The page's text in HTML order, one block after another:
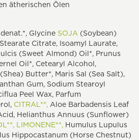
ätherischen Ölen
Glycine SOJA (Soybean)
Citrate, Isoamyl Laurate,
(Sweet Almond) Oil*, Prunus
Oil*, Cetearyl Alcohol,
Butter*, Maris Sal (Sea Salt),
Gum, Sodium Stearoyl
Peel Wax, Parfum
CITRAL**, Aloe Barbadensis Leaf
Helianthus Annuus (Sunflower)
LIMONENE**, Humulus Lupulus
Hippocastanum (Horse Chestnut)